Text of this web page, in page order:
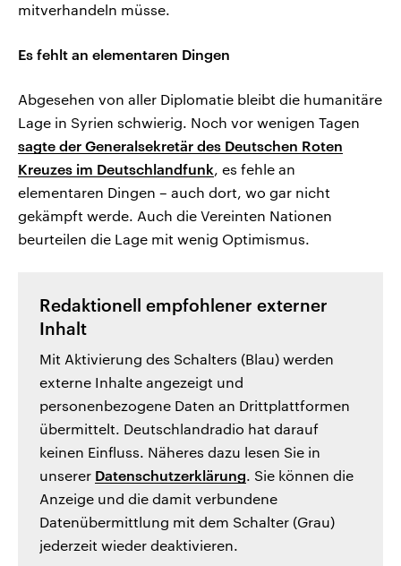
mitverhandeln müsse.
Es fehlt an elementaren Dingen
Abgesehen von aller Diplomatie bleibt die humanitäre
Lage in Syrien schwierig. Noch vor wenigen Tagen
sagte der Generalsekretär des Deutschen Roten
Kreuzes im Deutschlandfunk, es fehle an
elementaren Dingen – auch dort, wo gar nicht
gekämpft werde. Auch die Vereinten Nationen
beurteilen die Lage mit wenig Optimismus.
Redaktionell empfohlener externer
Inhalt
Mit Aktivierung des Schalters (Blau) werden
externe Inhalte angezeigt und
personenbezogene Daten an Drittplattformen
übermittelt. Deutschlandradio hat darauf
keinen Einfluss. Näheres dazu lesen Sie in
unserer Datenschutzerklärung. Sie können die
Anzeige und die damit verbundene
Datenübermittlung mit dem Schalter (Grau)
jederzeit wieder deaktivieren.